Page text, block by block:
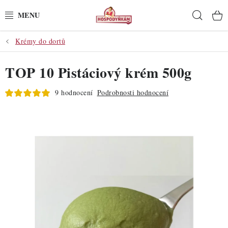
na
POTŘEBY
POMŮCKY
SUROVINY
Krémy do dortů
TOP 10 Pistáciový krém 500g
9 hodnocení Podrobnosti hodnocení